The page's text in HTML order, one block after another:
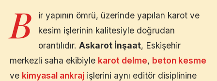
B
ir yapının ömrü, üzerinde yapılan karot ve
kesim işlerinin kalitesiyle doğrudan
orantılıdır. Askarot İnşaat, Eskişehir
merkezli saha ekibiyle karot delme, beton kesme
ve kimyasal ankraj işlerini aynı editör disiplinine